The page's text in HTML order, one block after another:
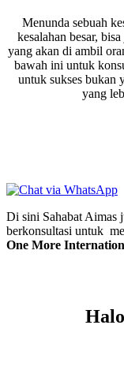
Menunda sebuah
kesalahan besar,
yang akan di ambil
bawah ini untuk
untuk sukses bukan
yang
Di sini Sahabat Aimas
berkonsultasi untuk
One More